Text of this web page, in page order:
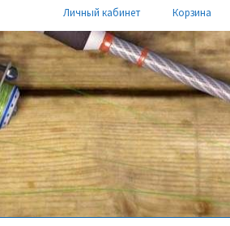
Личный кабинет Корзина